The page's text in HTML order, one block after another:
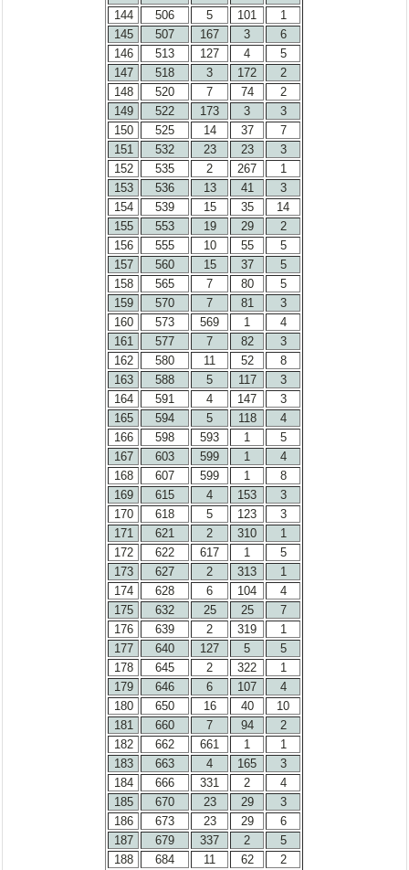
144
506 5 101
1
145
507 167 3
6
146
513 127 4
5
147
518 3 172
2
148
520 7 74
2
149
522 173 3
3
150
525 14 37
7
151
532 23 23
3
152
535 2 267
1
153
536 13 41
3
154
539 15 35
14
155
553 19 29
2
156
555 10 55
5
157
560 15 37
5
158
565 7 80
5
159
570 7 81
3
160
573 569 1
4
161
577 7 82
3
162
580 11 52
8
163
588 5 117
3
164
591 4 147
3
165
594 5 118
4
166
598 593 1
5
167
603 599 1
4
168
607 599 1
8
169
615 4 153
3
170
618 5 123
3
171
621 2 310
1
172
622 617 1
5
173
627 2 313
1
174
628 6 104
4
175
632 25 25
7
176
639 2 319
1
177
640 127 5
5
178
645 2 322
1
179
646 6 107
4
180
650 16 40
10
181
660 7 94
2
182
662 661 1
1
183
663 4 165
3
184
666 331 2
4
185
670 23 29
3
186
673 23 29
6
187
679 337 2
5
188
684 11 62
2